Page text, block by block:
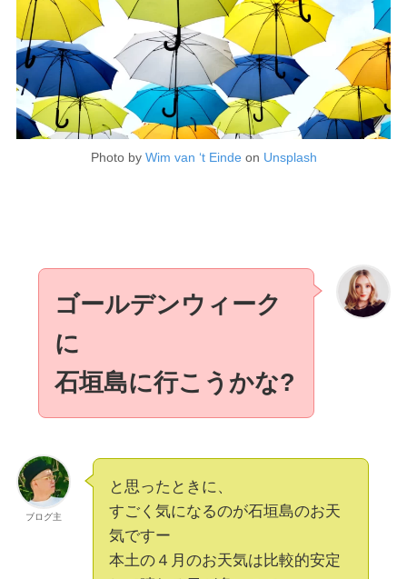
Photo by Wim van ‘t Einde on Unsplash
ゴールデンウィーク
に
石垣島に行こうかな?
ブログ主
と思ったときに、
すごく気になるのが石垣島のお天
気ですー
本土の４月のお天気は比較的安定